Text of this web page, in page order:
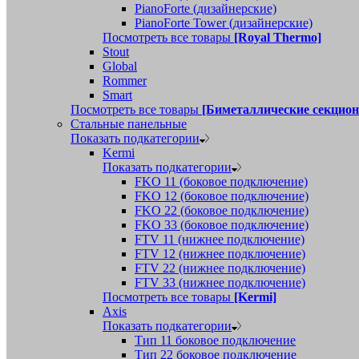
PianoForte (дизайнерские)
PianoForte Tower (дизайнерские)
Посмотреть все товары [Royal Thermo]
Stout
Global
Rommer
Smart
Посмотреть все товары [Биметаллические
Стальные панельные
Показать подкатегории
Kermi
Показать подкатегории
FKO 11 (боковое подключение)
FKO 12 (боковое подключение)
FKO 22 (боковое подключение)
FKO 33 (боковое подключение)
FTV 11 (нижнее подключение)
FTV 12 (нижнее подключение)
FTV 22 (нижнее подключение)
FTV 33 (нижнее подключение)
Посмотреть все товары [Kermi]
Axis
Показать подкатегории
Тип 11 боковое подключение
Тип 22 боковое подключение